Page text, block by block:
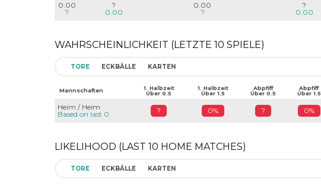
0.00
?
?
0.00
0.00
?
?
0.00
WAHRSCHEINLICHKEIT (LETZTE 10 SPIELE)
TORE ECKBÄLLE KARTEN
Mannschaften
1. Halbzeit
Über 0.5
1. Halbzeit
Über 1.5
Abpfiff
Über 0.5
Abpfiff
Über 1.5
Heim / Heim
Based on last 0
? 0% ? 0%
LIKELIHOOD (LAST 10 HOME MATCHES)
TORE ECKBÄLLE KARTEN